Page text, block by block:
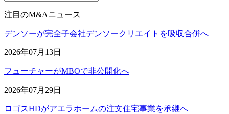
注目のM&Aニュース
デンソーが完全子会社デンソークリエイトを吸収合併へ
2026年07月13日
フューチャーがMBOで非公開化へ
2026年07月29日
ロゴスHDがアエラホームの注文住宅事業を承継へ